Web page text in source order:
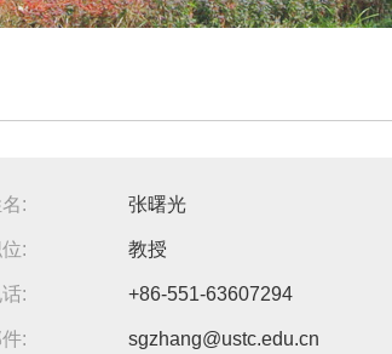
:
:
:
:
张曙光
教授
+86-551-63607294
sgzhang@ustc.edu.cn